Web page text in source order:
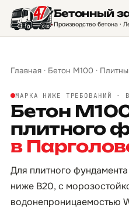
Бетонный
Производство бетона ·
Главная · Бетон М100 ·
МАРКА НИЖЕ ТРЕБОВАНИЙ ·
Бетон
плитного
в
Для плитного
ниже B20, с
водонепроницаемостью